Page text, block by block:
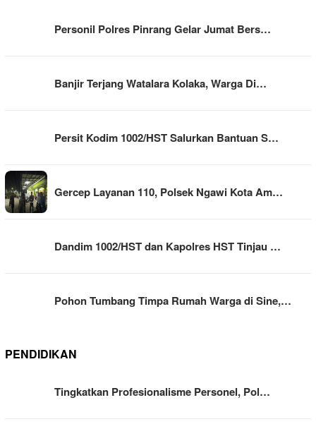
Personil Polres Pinrang Gelar Jumat Bers…
Banjir Terjang Watalara Kolaka, Warga Di…
Persit Kodim 1002/HST Salurkan Bantuan S…
Gercep Layanan 110, Polsek Ngawi Kota Am…
Dandim 1002/HST dan Kapolres HST Tinjau …
Pohon Tumbang Timpa Rumah Warga di Sine,…
PENDIDIKAN
Tingkatkan Profesionalisme Personel, Pol…